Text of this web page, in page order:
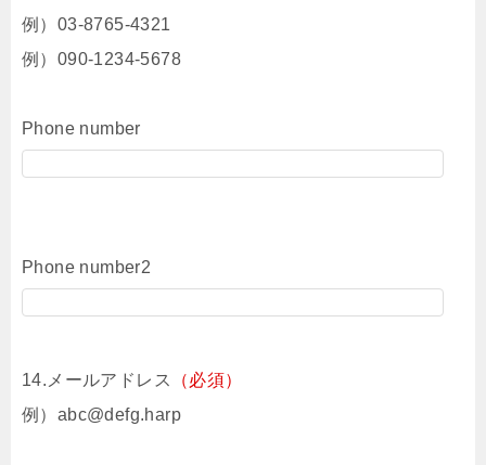
例）03-8765-4321
例）090-1234-5678
Phone number
Phone number2
14.メールアドレス
（必須）
例）abc@defg.harp